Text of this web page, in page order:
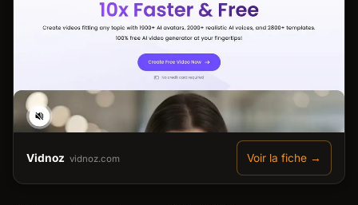
Vidnoz vidnoz.com Voir la fiche →